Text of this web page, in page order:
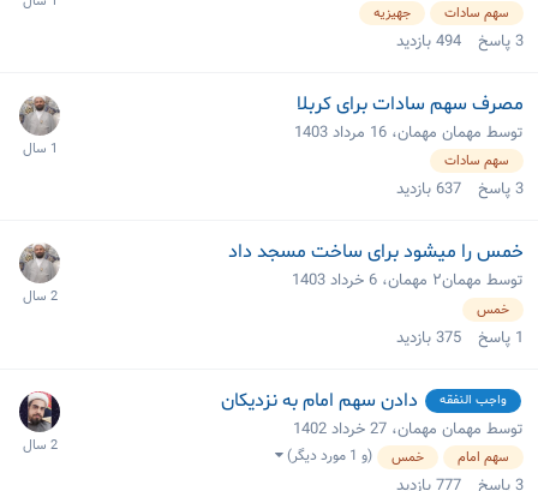
سهم سادات جهیزیه
3پاسخ 494بازدید
مصرف سهم سادات برای کربلا
توسط مهمان مهمان، 16 مرداد 1403
سهم سادات
3پاسخ 637 بازدید
خمس را میشود برای ساخت مسجد داد
توسط مهمان۲ مهمان، 6 خرداد 1403
خمس
1 پاسخ 375بازدید
واجب النفقه دادن سهم امام به نزدیکان
توسط مهمان مهمان، 27 خرداد 1402
سهم امام خمس (و 1 مورد دیگر)
3پاسخ 777بازدید